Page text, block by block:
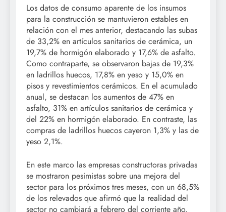
Los datos de consumo aparente de los insumos
para la construcción se mantuvieron estables en
relación con el mes anterior, destacando las subas
de 33,2% en artículos sanitarios de cerámica, un
19,7% de hormigón elaborado y 17,6% de asfalto.
Como contraparte, se observaron bajas de 19,3%
en ladrillos huecos, 17,8% en yeso y 15,0% en
pisos y revestimientos cerámicos. En el acumulado
anual, se destacan los aumentos de 47% en
asfalto, 31% en artículos sanitarios de cerámica y
del 22% en hormigón elaborado. En contraste, las
compras de ladrillos huecos cayeron 1,3% y las de
yeso 2,1%.
En este marco las empresas constructoras privadas
se mostraron pesimistas sobre una mejora del
sector para los próximos tres meses, con un 68,5%
de los relevados que afirmó que la realidad del
sector no cambiará a febrero del corriente año.